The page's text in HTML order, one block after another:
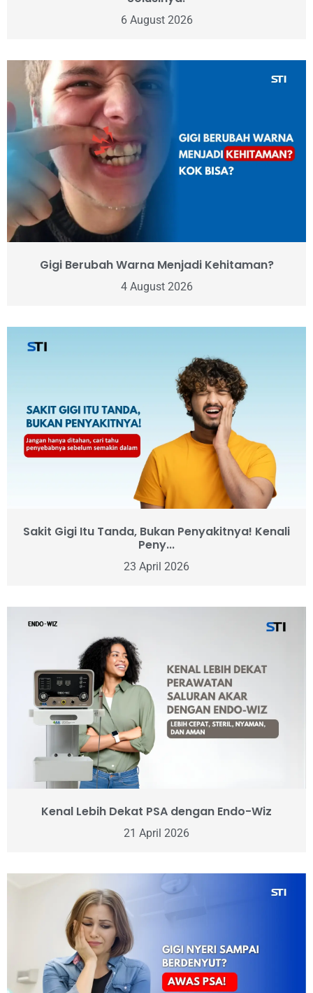
6 August 2026
Gigi Berubah Warna Menjadi Kehitaman?
4 August 2026
Sakit Gigi Itu Tanda, Bukan Penyakitnya! Kenali
Peny...
23 April 2026
Kenal Lebih Dekat PSA dengan Endo-Wiz
21 April 2026